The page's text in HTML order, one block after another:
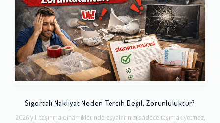
Sigortalı Nakliyat Neden Tercih Değil, Zorunluluktur?
2026 yılı taşınma dinamiklerinde eşyalarınızı sadece taşımak yetmez,